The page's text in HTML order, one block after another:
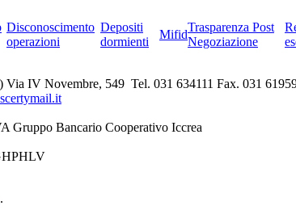
Disconoscimento
operazioni
Depositi
dormienti
Mifid
Trasparenza Post
Negoziazione
Via IV Novembre, 549 Tel. 031 634111 Fax. 031
Gruppo Bancario Cooperativo Iccrea
.